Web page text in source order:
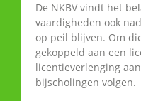
De NKBV vindt het
vaardigheden ook
op peil blijven. Om
gekoppeld aan een
licentieverlenging
bijscholingen volgen.